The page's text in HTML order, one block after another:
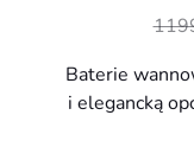
Baterie
i elegancką